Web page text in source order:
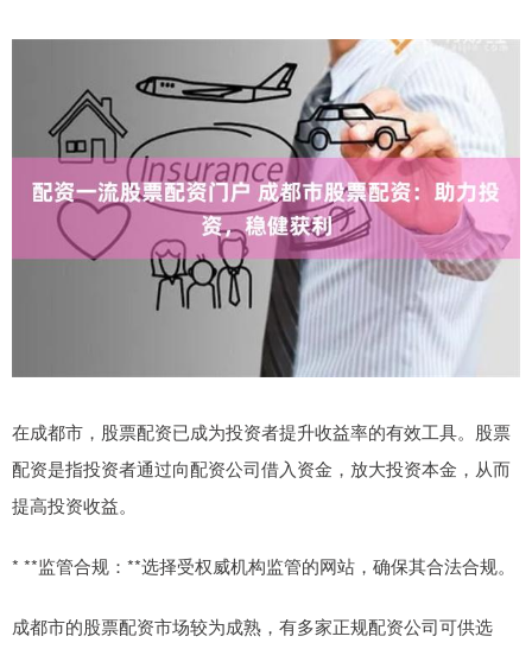
在成都市，股票配资已成为投资者提升收益率的有效工具。股票
配资是指投资者通过向配资公司借入资金，放大投资本金，从而
提高投资收益。
* **监管合规：**选择受权威机构监管的网站，确保其合法合规。
成都市的股票配资市场较为成熟，有多家正规配资公司可供选